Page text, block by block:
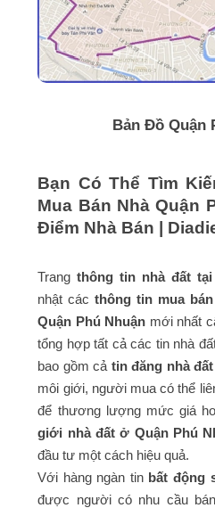
Bản Đồ Quận
Bạn Có Thể Tìm
Mua Bán Nhà Quận
Điểm Nhà Bán |
Trangthông tin nhà đất tại
nhật cácthông tin mua
Quận Phú Nhuận mới nhất
tổng hợp tất cả các tin nhà
bao gồm cả tin đăng nhà
môi giới, người mua có thể
để thương lượng mức giá
giới nhà đất ở Quận Phú
đầu tư một cách hiệu quả.
Với hàng ngàn tin bất động
được người có nhu cầu